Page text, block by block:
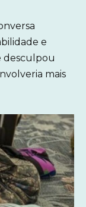
e
desculpou
mais